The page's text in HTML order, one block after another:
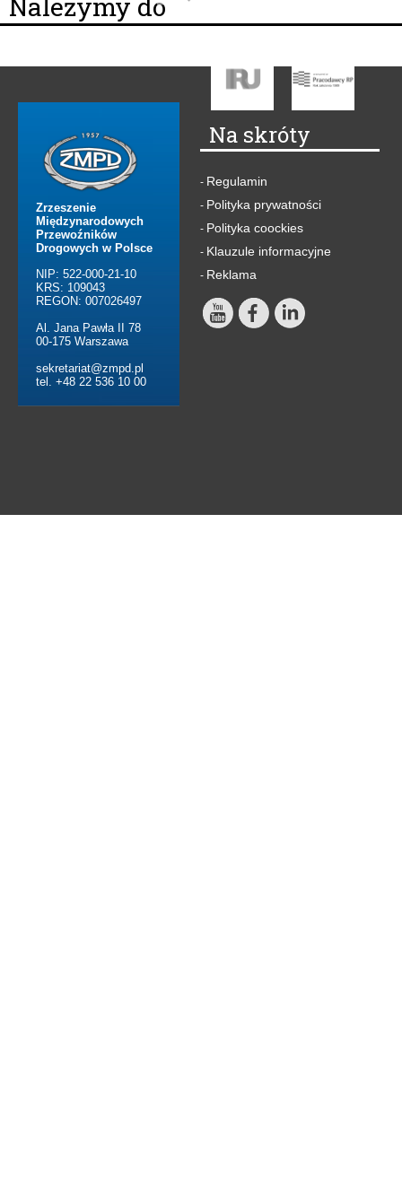
Zrzeszenie
Międzynarodowych
Przewoźników
Drogowych w Polsce
NIP: 522-000-21-10
KRS: 109043
REGON: 007026497
Al. Jana Pawła II 78
00-175 Warszawa
sekretariat@zmpd.pl
tel. +48 22 536 10 00
Na skróty
- Regulamin
- Polityka prywatności
- Polityka coockies
- Klauzule informacyjne
- Reklama